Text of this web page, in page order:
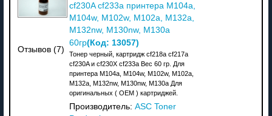
Отзывов (7)
cf230A cf233a принтера M104a,
M104w, M102w, M102a, M132a,
M132nw, M130nw, M130a
60гр(Код: 13057)
Тонер черный, картридж cf218a cf217a
cf230A и cf230Х cf233a Вес 60 гр. Для
принтера M104a, M104w, M102w, M102a,
M132a, M132nw, M130nw, M130a Для
оригинальных ( OEM ) картриджей.
Производитель: ASC Toner